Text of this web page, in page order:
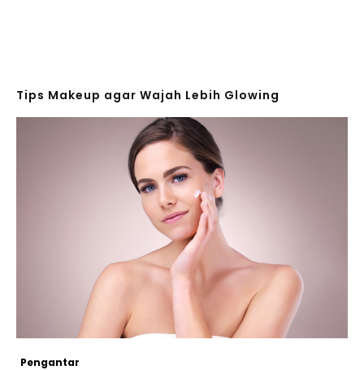
Tips Makeup agar Wajah Lebih Glowing
Pengantar